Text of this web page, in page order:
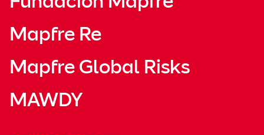
Mapfre Re
Mapfre Global Risks
MAWDY